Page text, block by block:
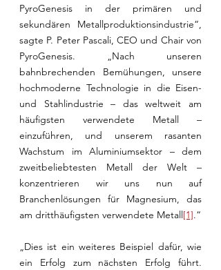
PyroGenesis in der primären und
sekundären Metallproduktionsindustrie“,
sagte P. Peter Pascali, CEO und Chair von
PyroGenesis. „Nach unseren
bahnbrechenden Bemühungen, unsere
hochmoderne Technologie in die Eisen-
und Stahlindustrie – das weltweit am
häufigsten verwendete Metall –
einzuführen, und unserem rasanten
Wachstum im Aluminiumsektor – dem
zweitbeliebtesten Metall der Welt –
konzentrieren wir uns nun auf
Branchenlösungen für Magnesium, das
am dritthäufigsten verwendete Metall[1].“
„Dies ist ein weiteres Beispiel dafür, wie
ein Erfolg zum nächsten Erfolg führt.